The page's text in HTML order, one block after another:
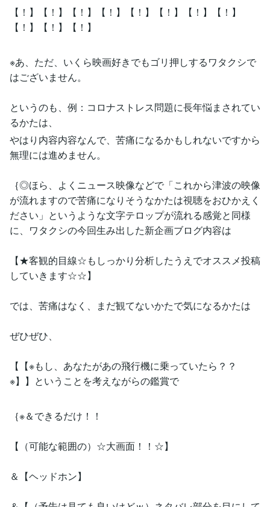
【！】【！】【！】【！】【！】【！】【！】【！】
【！】【！】【！】
※あ、ただ、いくら映画好きでもゴリ押しするワタクシで
はございません。
というのも、例：コロナストレス問題に長年悩まされてい
るかたは、
やはり内容内容なんで、苦痛になるかもしれないですから
無理には進めません。
｛◎ほら、よくニュース映像などで「これから津波の映像
が流れますので苦痛になりそうなかたは視聴をおひかえく
ださい」というような文字テロップが流れる感覚と同様
に、ワタクシの今回生み出した新企画ブログ内容は
【★客観的目線☆もしっかり分析したうえでオススメ投稿
していきます☆☆】
では、苦痛はなく、まだ観てないかたで気になるかたは
ぜひぜひ、
【【※もし、あなたがあの飛行機に乗っていたら？？
※】】ということを考えながらの鑑賞で
｛※＆できるだけ！！
【（可能な範囲の）☆大画面！！☆】
＆【ヘッドホン】